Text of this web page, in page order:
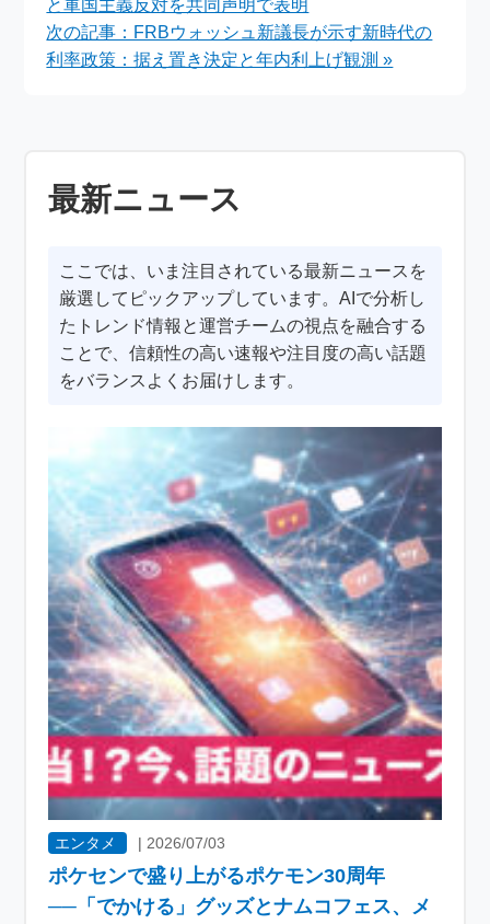
と軍国主義反対を共同声明で表明
次の記事：FRBウォッシュ新議長が示す新時代の
利率政策：据え置き決定と年内利上げ観測 »
最新ニュース
ここでは、いま注目されている最新ニュースを
厳選してピックアップしています。AIで分析し
たトレンド情報と運営チームの視点を融合する
ことで、信頼性の高い速報や注目度の高い話題
をバランスよくお届けします。
エンタメ | 2026/07/03
ポケセンで盛り上がるポケモン30周年
──「でかける」グッズとナムコフェス、メ